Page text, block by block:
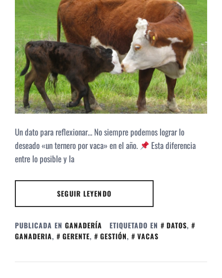
Un dato para reflexionar… No siempre podemos lograr lo
deseado «un ternero por vaca» en el año.
Esta diferencia
entre lo posible y la
SEGUIR LEYENDO
PUBLICADA EN GANADERÍA ETIQUETADO EN DATOS,
GANADERIA, GERENTE, GESTIÓN, VACAS